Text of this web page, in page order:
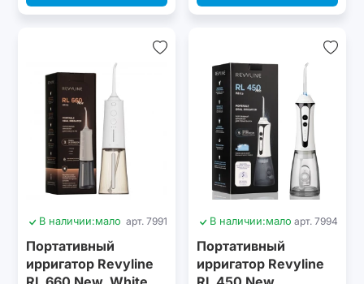
В наличии:мало арт. 7991
Портативный
ирригатор Revyline
В наличии:мало арт. 7994
Портативный
ирригатор Revyline